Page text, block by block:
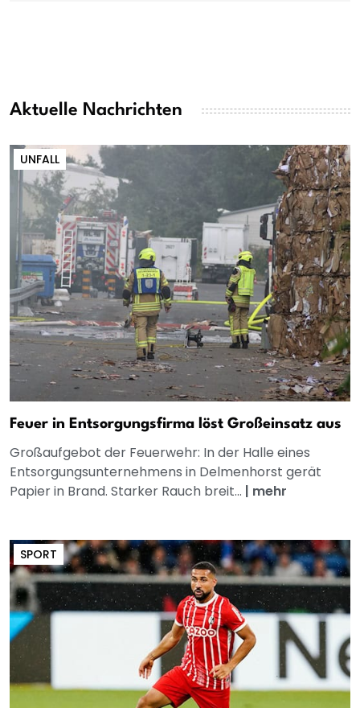
Aktuelle Nachrichten
UNFALL
Feuer in Entsorgungsfirma löst Großeinsatz aus
Großaufgebot der Feuerwehr: In der Halle eines
Entsorgungsunternehmens in Delmenhorst gerät
Papier in Brand. Starker Rauch breit... | mehr
SPORT